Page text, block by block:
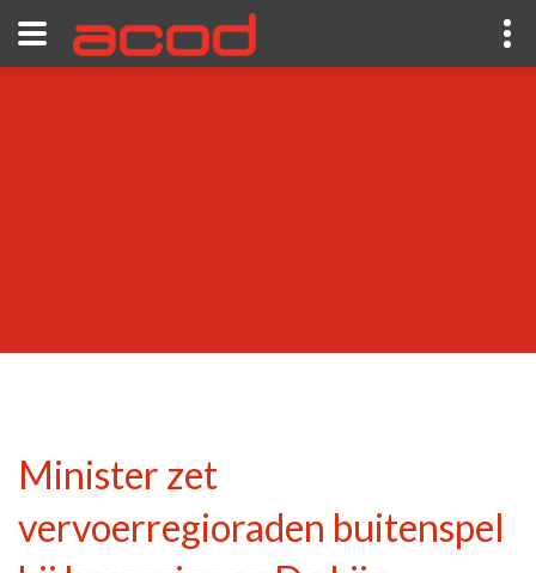
Minister zet
vervoerregioraden buitenspel